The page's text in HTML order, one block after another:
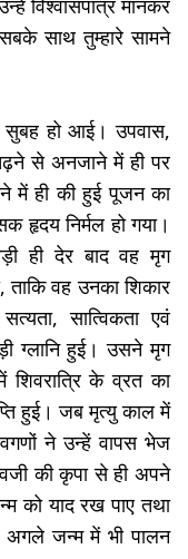
विश्वासपात्र मानकर
साथ तुम्हारे सामने
सुबह हो आई। उपवास,
से अनजाने में ही पर
में ही की हुई पूजन का
हृदय निर्मल हो गया।
ही देर बाद वह मृग
ताकि वह उनका शिकार
सात्विकता एवं
ग्लानि हुई। उसने मृग
शिवरात्रि के व्रत का
हुई। जब मृत्यु काल में
ने उन्हें वापस भेज
की कृपा से ही अपने
को याद रख पाए तथा
अगले जन्म में भी पालन